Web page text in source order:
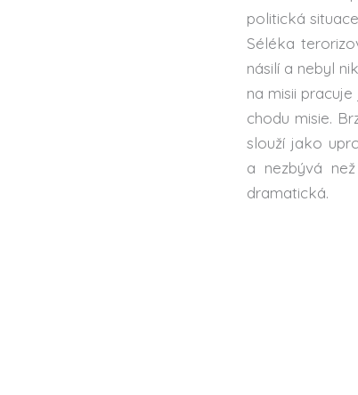
politická
Séléka
násilí a nebyl
na misii
chodu misie.
slouží jako
a nezbývá
dramatická.